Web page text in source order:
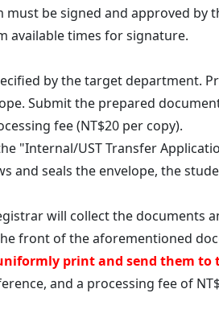
be signed and approved by
available times for signature.
by the target department.
Submit the prepared
fee (NT$20 per copy).
"Internal/UST Transfer
and seals the envelope, the
will collect the
front of the aforementioned
print and send them
and a processing fee of